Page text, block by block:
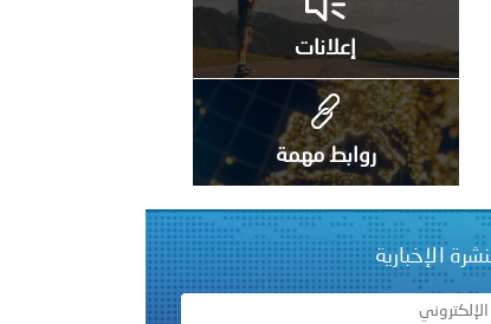
إعلانات
روابط مهمة
الإخبارية